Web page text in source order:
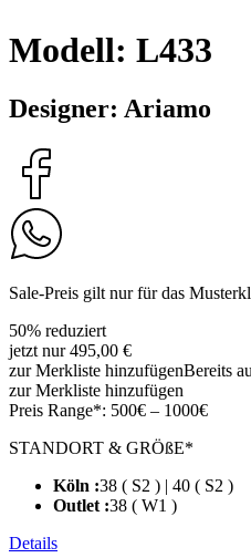
Modell: L433
Designer: Ariamo
Sale-Preis gilt nur für das
50% reduziert
jetzt nur 495,00 €
zur Merkliste hinzufügenBereits
zur Merkliste hinzufügen
Preis Range*: 500€ – 1000€
STANDORT & GRÖßE*
Köln :38 ( S2 ) | 40 ( S2 )
Outlet :38 ( W1 )
Details